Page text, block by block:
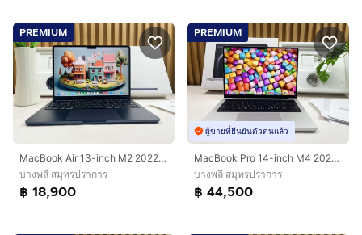
PREMIUM
MacBook Air 13-inch M2 2022 Ram8GB SSD256GB Midnight CPU-8 core, GPU8-core
บางพลี สมุทรปราการ
฿ 18,900
PREMIUM
ผู้ขายที่ยืนยันตัวตนแล้ว
MacBook Pro 14-inch M4 2024 Ram16GB SSD512GB Silver CPU 10-core,GPU 10-core Apple care 6aug2027
บางพลี สมุทรปราการ
฿ 44,500